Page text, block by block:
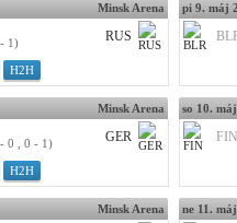
Minsk Arena
H2H
1) RUS
pi 9. máj
Minsk Arena
H2H
0 , 0 - 1)
GER
so 10.
FIN
Minsk Arena ne 11.